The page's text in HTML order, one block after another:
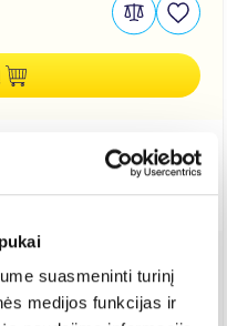
suasmeninti turinį
medijos funkcijas ir
)